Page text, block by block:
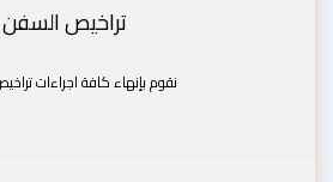
تراخيص السفن
نقوم بإنهاء كافة اجراءات